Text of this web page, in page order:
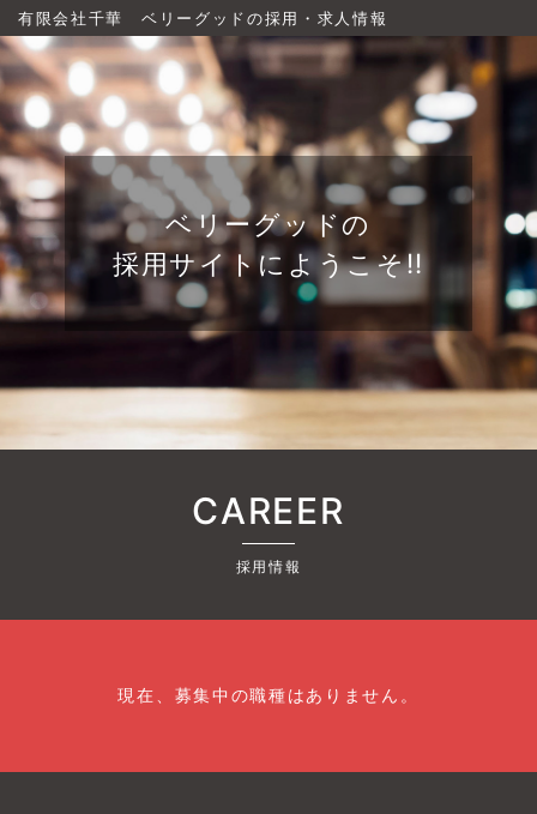
有限会社千華 ベリーグッドの採用・求人情報
ベリーグッドの
採用サイトにようこそ!!
CAREER
採用情報
現在、募集中の職種はありません。